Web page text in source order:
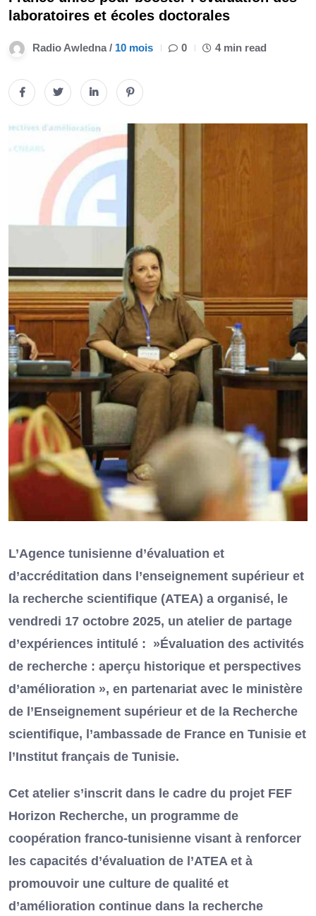
laboratoires et écoles doctorales
Radio Awledna / 10 mois 0 4 min read
L’Agence tunisienne d’évaluation et
d’accréditation dans l’enseignement supérieur et
la recherche scientifique (ATEA) a organisé, le
vendredi 17 octobre 2025, un atelier de partage
d’expériences intitulé : »Évaluation des activités
de recherche : aperçu historique et perspectives
d’amélioration », en partenariat avec le ministère
de l’Enseignement supérieur et de la Recherche
scientifique, l’ambassade de France en Tunisie et
l’Institut français de Tunisie.
Cet atelier s’inscrit dans le cadre du projet FEF
Horizon Recherche, un programme de
coopération franco-tunisienne visant à renforcer
les capacités d’évaluation de l’ATEA et à
promouvoir une culture de qualité et
d’amélioration continue dans la recherche